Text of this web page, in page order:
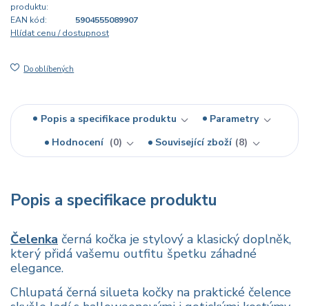
produktu:
EAN kód:
5904555089907
Hlídat cenu / dostupnost
Do oblíbených
Popis a specifikace produktu
Parametry
Hodnocení
0 Související zboží 8
Popis a specifikace produktu
Čelenka černá kočka je stylový a klasický doplněk,
který přidá vašemu outfitu špetku záhadné
elegance.
Chlupatá černá silueta kočky na praktické čelence